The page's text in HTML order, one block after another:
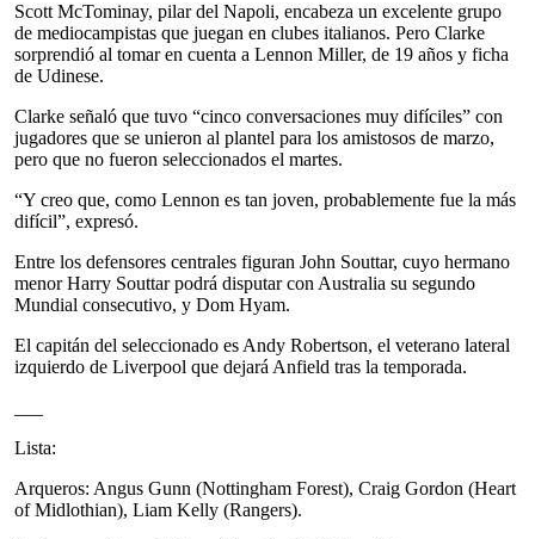
Scott McTominay, pilar del Napoli, encabeza un excelente grupo
de mediocampistas que juegan en clubes italianos. Pero Clarke
sorprendió al tomar en cuenta a Lennon Miller, de 19 años y ficha
de Udinese.
Clarke señaló que tuvo “cinco conversaciones muy difíciles” con
jugadores que se unieron al plantel para los amistosos de marzo,
pero que no fueron seleccionados el martes.
“Y creo que, como Lennon es tan joven, probablemente fue la más
difícil”, expresó.
Entre los defensores centrales figuran John Souttar, cuyo hermano
menor Harry Souttar podrá disputar con Australia su segundo
Mundial consecutivo, y Dom Hyam.
El capitán del seleccionado es Andy Robertson, el veterano lateral
izquierdo de Liverpool que dejará Anfield tras la temporada.
Lista:
Arqueros: Angus Gunn (Nottingham Forest), Craig Gordon (Heart
of Midlothian), Liam Kelly (Rangers).